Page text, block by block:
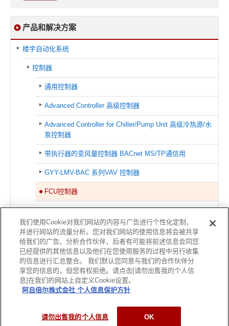
产品和解决方案
楼宇自动化系统
控制器
通用控制器
Advanced Controller 高级控制器
Advanced Controller for Chiller/Pump Unit 高级冷热源/水
泵控制器
带执行器的变风量控制器 BACnet MS/TP通信用
GYY-LMV-BAC 系列VAV 控制器
FCU控制器
紧凑型远程I/O模块
关联信息
网站导航
2026 Azbil Corporation. All Rights Reserved.
我们使用Cookie对我们网站的内容与广告进行个性化定制，
并进行网站的流量分析。您对我们网站的使用信息将会被共享
给我们的广告、分析合作伙伴，后者有可能将前述信息会同您
已经提供的其他信息以及他们在您使用服务的过程中另行收集
的信息进行汇总整合。 我们默认您同意与我们的合作伙伴分
享您的信息的，但您有权拒绝。请点击[请勿出售我的个人信
息]在我们的网站上自定义Cookie设置。
阿自倍尔株式会社 个人信息保护方针
请勿出售我的个人信息 OK